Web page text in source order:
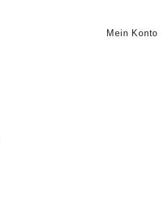
Mein Konto